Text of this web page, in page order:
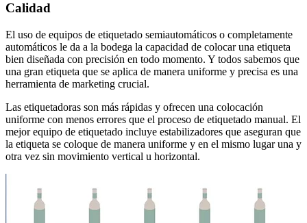
Calidad
El uso de equipos de etiquetado semiautomáticos o completamente
automáticos le da a la bodega la capacidad de colocar una etiqueta
bien diseñada con precisión en todo momento. Y todos sabemos que
una gran etiqueta que se aplica de manera uniforme y precisa es una
herramienta de marketing crucial.
Las etiquetadoras son más rápidas y ofrecen una colocación
uniforme con menos errores que el proceso de etiquetado manual. El
mejor equipo de etiquetado incluye estabilizadores que aseguran que
la etiqueta se coloque de manera uniforme y en el mismo lugar una y
otra vez sin movimiento vertical u horizontal.